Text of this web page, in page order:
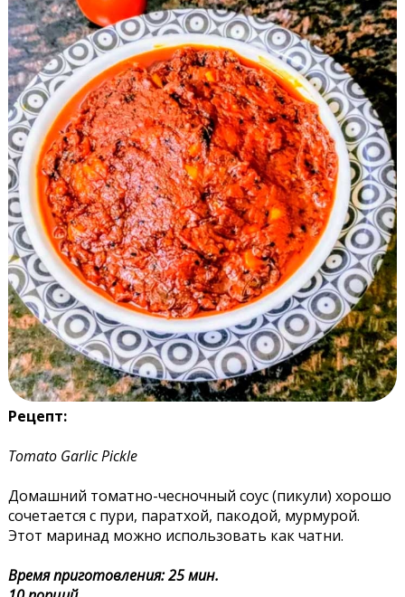
Рецепт:
Tomato Garlic Pickle
Домашний томатно-чесночный соус (пикули) хорошо
сочетается с пури, паратхой, пакодой, мурмурой.
Этот маринад можно использовать как чатни.
Время приготовления: 25 мин.